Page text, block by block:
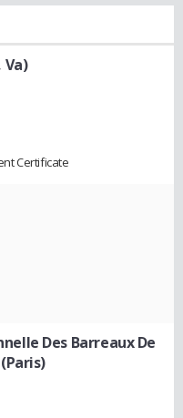
Certificate
Des Barreaux De